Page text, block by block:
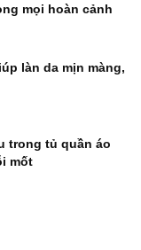
mọi hoàn cảnh
làn da mịn màng,
trong tủ quần áo
mốt